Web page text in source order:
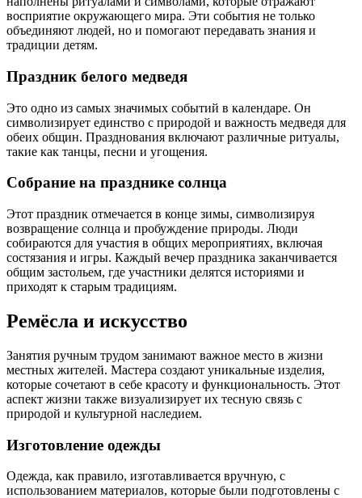
восприятие окружающего мира. Эти события не только
объединяют людей, но и помогают передавать знания и
традиции детям.
Праздник белого медведя
Это одно из самых значимых событий в календаре. Он
символизирует единство с природой и важность медведя для
обеих общин. Празднования включают различные ритуалы,
такие как танцы, песни и угощения.
Собрание на празднике солнца
Этот праздник отмечается в конце зимы, символизируя
возвращение солнца и пробуждение природы. Люди
собираются для участия в общих мероприятиях, включая
состязания и игры. Каждый вечер праздника заканчивается
общим застольем, где участники делятся историями и
приходят к старым традициям.
Ремёсла и искусство
Занятия ручным трудом занимают важное место в жизни
местных жителей. Мастера создают уникальные изделия,
которые сочетают в себе красоту и функциональность. Этот
аспект жизни также визуализирует их тесную связь с
природой и культурной наследием.
Изготовление одежды
Одежда, как правило, изготавливается вручную, с
использованием материалов, которые были подготовлены с